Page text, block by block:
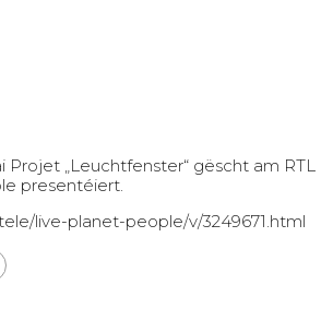
Projet „Leuchtfenster“ gëscht am RTL
presentéiert.
live-planet-people/v/3249671.html